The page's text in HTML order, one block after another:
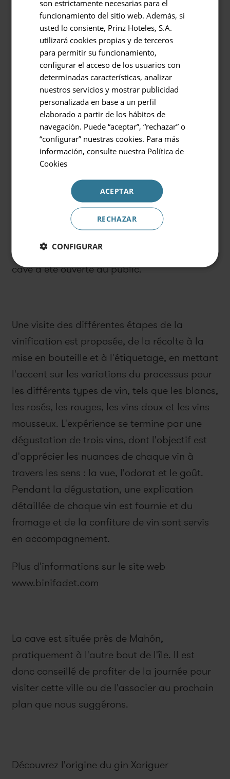
Retour à
Hôtel ou destination
Hôtels et destinations
Entrée / Sortie
07.08.2026 - 08.08.2026
Occupation
2 personnes
Code promotionnel
Réserver
Plus d'informations sur le site web
www.subaida.com
Découvrez la cave de Binifadet
En 1979, Carlos Anglés a planté les premières
vignes chez lui et a commencé à faire du vin
pour sa famille et ses amis. C'est le début de
ce qui deviendra des années plus tard
Binifadet, un projet de vie qui se concrétise
avec l'achat du terrain du même nom en
avec succès ont été plantées et, en 2004, la
cave a été ouverte au public.
Une visite des différentes étapes de la
vinification est proposée, de la récolte à la
mise en bouteille et à l'étiquetage, en mettant
l'accent sur les variations du processus pour
les différents types de vin, tels que les blancs,
les rosés, les rouges, les vins doux et les vins
mousseux. L'expérience se termine par une
dégustation de trois vins, dont l'objectif est
d'apprécier les nuances de chaque vin à
travers les sens : la vue, l'odorat et le goût.
Pendant la dégustation, une explication
détaillée de chaque vin est fournie et du
fromage et de la confiture de vin sont servis
en accompagnement.
Plus d'informations sur le site web
www.binifadet.com
La cave est située près de Mahón,
pratiquement à l'autre bout de l'île. Il est
donc conseillé de profiter de la journée pour
visiter cette ville ou de l'associer au prochain
plan que nous suggérons.
Découvrez l'origine du gin Xoriguer
son estrictamente necesarias para el
funcionamiento del sitio web. Además, si
usted lo consiente, Prinz Hoteles, S.A.
utilizará cookies propias y de terceros
para permitir su funcionamiento,
configurar el acceso de los usuarios con
determinadas características, analizar
nuestros servicios y mostrar publicidad
personalizada en base a un perfil
elaborado a partir de los hábitos de
navegación. Puede “aceptar”, “rechazar” o
“configurar” nuestras cookies. Para más
información, consulte nuestra Política de
Cookies
ACEPTAR
RECHAZAR
CONFIGURAR